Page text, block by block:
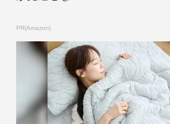
PR(Amazon)